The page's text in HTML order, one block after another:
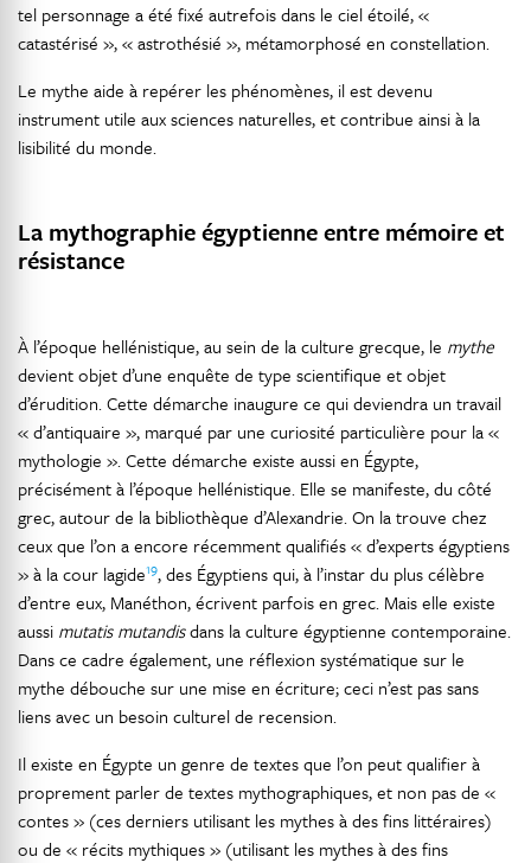
tel personnage a été fixé autrefois dans le ciel étoilé, «
catastérisé », « astrothésié », métamorphosé en constellation.
Le mythe aide à repérer les phénomènes, il est devenu
instrument utile aux sciences naturelles, et contribue ainsi à la
lisibilité du monde.
La mythographie égyptienne entre mémoire et
résistance
À l’époque hellénistique, au sein de la culture grecque, le mythe
devient objet d’une enquête de type scientifique et objet
d’érudition. Cette démarche inaugure ce qui deviendra un travail
« d’antiquaire », marqué par une curiosité particulière pour la «
mythologie ». Cette démarche existe aussi en Égypte,
précisément à l’époque hellénistique. Elle se manifeste, du côté
grec, autour de la bibliothèque d’Alexandrie. On la trouve chez
ceux que l’on a encore récemment qualifiés « d’experts égyptiens
» à la cour lagide19, des Égyptiens qui, à l’instar du plus célèbre
d’entre eux, Manéthon, écrivent parfois en grec. Mais elle existe
aussi mutatis mutandisdans la culture égyptienne contemporaine.
Dans ce cadre également, une réflexion systématique sur le
mythe débouche sur une mise en écriture; ceci n’est pas sans
liens avec un besoin culturel de recension.
Il existe en Égypte un genre de textes que l’on peut qualifier à
proprement parler de textes mythographiques, et non pas de «
contes » (ces derniers utilisant les mythes à des fins littéraires)
ou de « récits mythiques » (utilisant les mythes à des fins